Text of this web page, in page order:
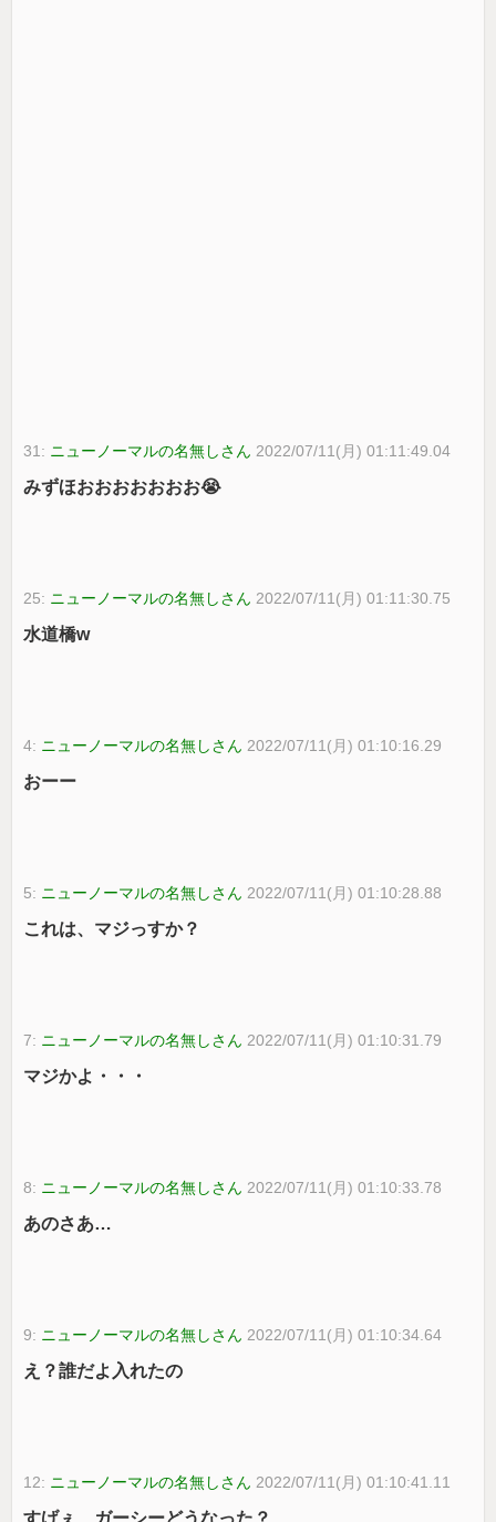
31: ニューノーマルの名無しさん 2022/07/11(月) 01:11:49.04
みずほおおおおおおお😭
25: ニューノーマルの名無しさん 2022/07/11(月) 01:11:30.75
水道橋w
4: ニューノーマルの名無しさん 2022/07/11(月) 01:10:16.29
おーー
5: ニューノーマルの名無しさん 2022/07/11(月) 01:10:28.88
これは、マジっすか？
7: ニューノーマルの名無しさん 2022/07/11(月) 01:10:31.79
マジかよ・・・
8: ニューノーマルの名無しさん 2022/07/11(月) 01:10:33.78
あのさあ…
9: ニューノーマルの名無しさん 2022/07/11(月) 01:10:34.64
え？誰だよ入れたの
12: ニューノーマルの名無しさん 2022/07/11(月) 01:10:41.11
すげぇ、ガーシーどうなった？